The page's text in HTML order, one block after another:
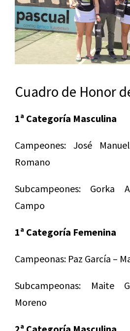
Cuadro de Honor
1ª Categoría Masculina
Campeones: José
Romano
Subcampeones: Gorka
Campo
1ª Categoría Femenina
Campeonas: Paz García –
Subcampeonas: Maite
Moreno